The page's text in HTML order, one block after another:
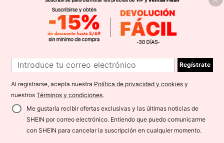
Regístrate
Al registrarse, acepta nuestra Política de privacidad y cookies y
nuestrosTérminos y condiciones.
Me gustaría recibir ofertas exclusivas y las últimas noticias de
SHEIN por correo electrónico. Entiendo que puedo comunicarme
con SHEIN para cancelar la suscripción en cualquier momento.